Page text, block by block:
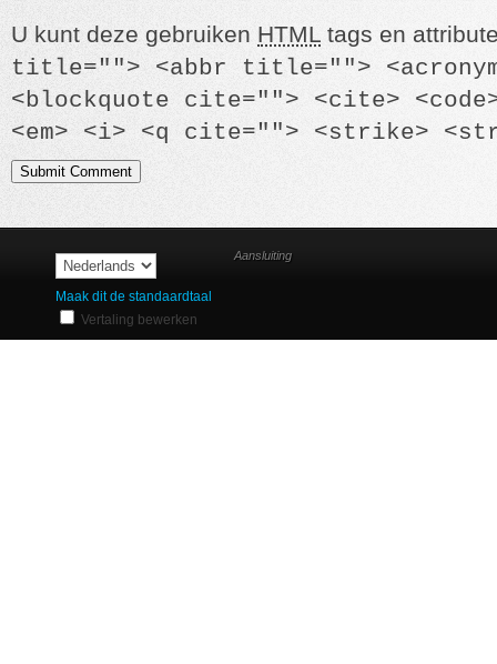
U kunt deze gebruiken HTML tags en
title=""> <abbr title="">
<blockquote cite=""> <cite>
<em> <i> <q cite=""> <strike>
Maak dit de standaardtaal
Vertaling bewerken
Aansluiting